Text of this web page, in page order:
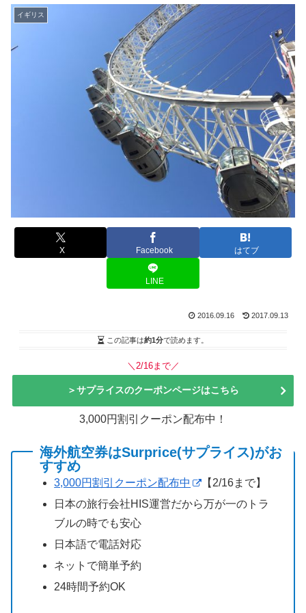
イギリス
X Facebook はてブ
LINE
2016.09.16 2017.09.13
この記事は約1分で読めます。
＼2/16まで／
＞サプライスのクーポンページはこちら
3,000円割引クーポン配布中！
海外航空券はSurprice(サプライス)がお
すすめ
3,000円割引クーポン配布中
【2/16まで】
日本の旅行会社HIS運営だから万が一のトラ
ブルの時でも安心
日本語で電話対応
ネットで簡単予約
24時間予約OK